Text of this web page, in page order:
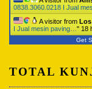
0838.3060.0218 I Jual
A visitor from
I Jual mesin paving… " 18
Get
TOTAL